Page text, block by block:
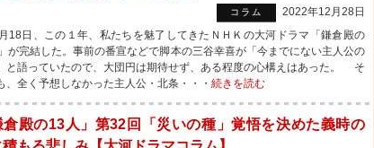
コラム
2022年12月28日
18日、この１年、私たちを魅了してきたＮＨＫの大河ドラマ「鎌倉殿の
が完結した。事前の番宣などで脚本の三谷幸喜が「今までにない主人公の
と語っていたので、大団円は期待せず、ある程度の心構えはあった。 そ
、全く予想しなかった主人公・北条・・・ 続きを読む
倉殿の13人」第32回「災いの種」覚悟を決めた義時の